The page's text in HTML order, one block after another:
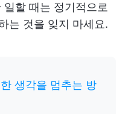
할 때는 정기적으로
는 것을 잊지 마세요.
생각을 멈추는 방